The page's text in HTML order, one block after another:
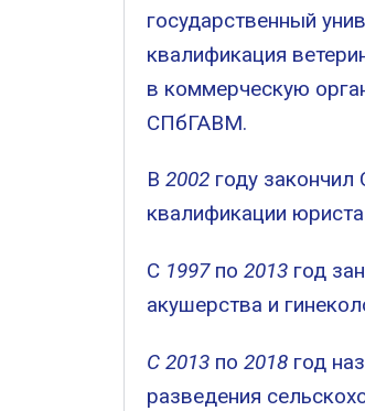
государственный
квалификация
в коммерческую
СПбГАВМ.
В 2002 году
квалификации
С 1997по 2013 год
акушерства и
С 2013 по 2018 год
разведения